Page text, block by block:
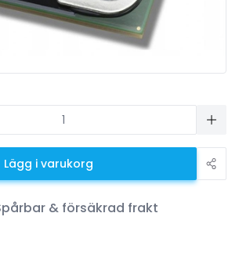
Lägg i varukorg
& försäkrad frakt